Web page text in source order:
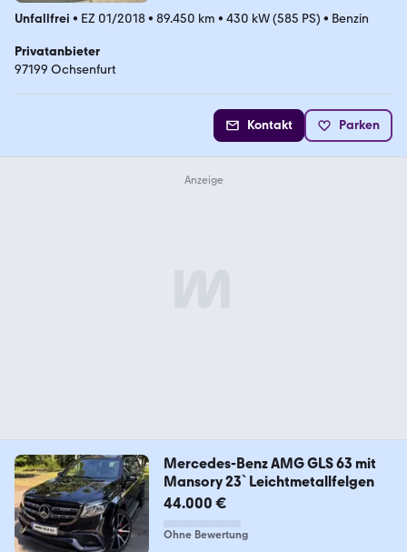
Unfallfrei • EZ 01/2018• 89.450 km • 430 kW (585 PS) • Benzin
Privatanbieter
97199 Ochsenfurt
Kontakt Parken
Mercedes-Benz AMG GLS 63 mit
Mansory 23` Leichtmetallfelgen
44.000 €
Ohne Bewertung